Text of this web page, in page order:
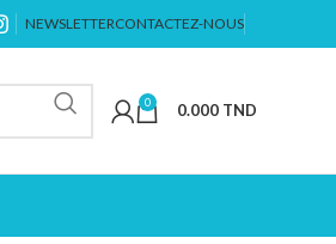
NEWSLETTERCONTACTEZ-NOUS
0 0.000 TND